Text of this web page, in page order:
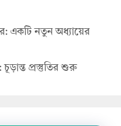
একটি নতুন অধ্যায়ের
চূড়ান্ত প্রস্তুতির শুরু